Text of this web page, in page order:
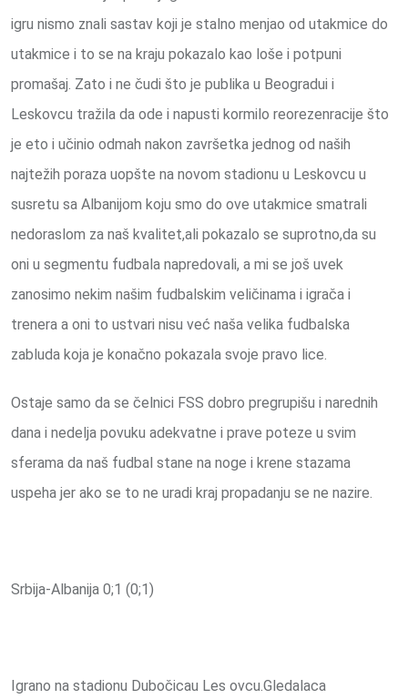
igru nismo znali sastav koji je stalno menjao od utakmice do
utakmice i to se na kraju pokazalo kao loše i potpuni
promašaj. Zato i ne čudi što je publika u Beogradui i
Leskovcu tražila da ode i napusti kormilo reorezenracije što
je eto i učinio odmah nakon završetka jednog od naših
najtežih poraza uopšte na novom stadionu u Leskovcu u
susretu sa Albanijom koju smo do ove utakmice smatrali
nedoraslom za naš kvalitet,ali pokazalo se suprotno,da su
oni u segmentu fudbala napredovali, a mi se još uvek
zanosimo nekim našim fudbalskim veličinama i igrača i
trenera a oni to ustvari nisu već naša velika fudbalska
zabluda koja je konačno pokazala svoje pravo lice.
Ostaje samo da se čelnici FSS dobro pregrupišu i narednih
dana i nedelja povuku adekvatne i prave poteze u svim
sferama da naš fudbal stane na noge i krene stazama
uspeha jer ako se to ne uradi kraj propadanju se ne nazire.
Srbija-Albanija 0;1 (0;1)
Igrano na stadionu Dubočicau Les ovcu.Gledalaca